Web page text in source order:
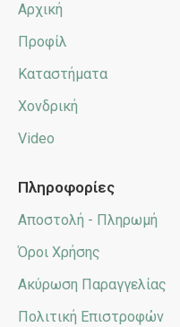
Αρχική
Προφίλ
Καταστήματα
Χονδρική
Video
Πληροφορίες
Αποστολή - Πληρωμή
Όροι Χρήσης
Ακύρωση Παραγγελίας
Πολιτική Επιστροφών